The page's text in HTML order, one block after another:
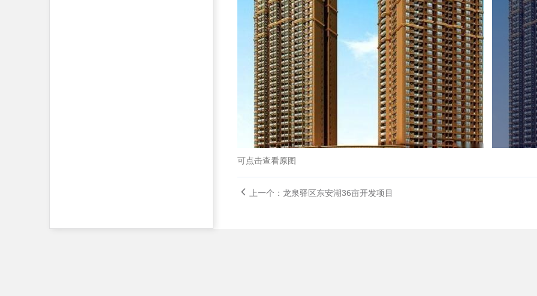
可点击查看原图
上一个：龙泉驿区东安湖36亩开发项目